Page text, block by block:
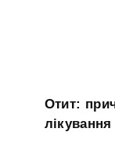
Отит:
лікування